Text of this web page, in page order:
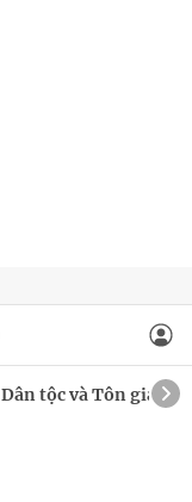
Dân tộc và Tôn giáo